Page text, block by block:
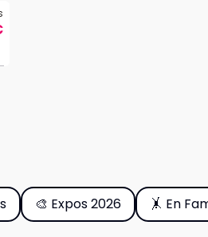
🎨 Expos 2026 🤸 En